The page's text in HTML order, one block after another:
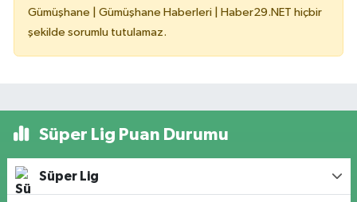
Gümüşhane | Gümüşhane Haberleri | Haber29.NET hiçbir
şekilde sorumlu tutulamaz.
Süper Lig Puan Durumu
Süper Lig